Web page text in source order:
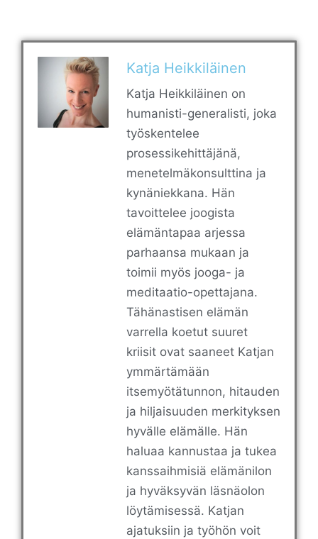
Katja Heikkiläinen
Katja Heikkiläinen on
humanisti-generalisti, joka
työskentelee
prosessikehittäjänä,
menetelmäkonsulttina ja
kynäniekkana. Hän
tavoittelee joogista
elämäntapaa arjessa
parhaansa mukaan ja
toimii myös jooga- ja
meditaatio-opettajana.
Tähänastisen elämän
varrella koetut suuret
kriisit ovat saaneet Katjan
ymmärtämään
itsemyötätunnon, hitauden
ja hiljaisuuden merkityksen
hyvälle elämälle. Hän
haluaa kannustaa ja tukea
kanssaihmisiä elämänilon
ja hyväksyvän läsnäolon
löytämisessä. Katjan
ajatuksiin ja työhön voit